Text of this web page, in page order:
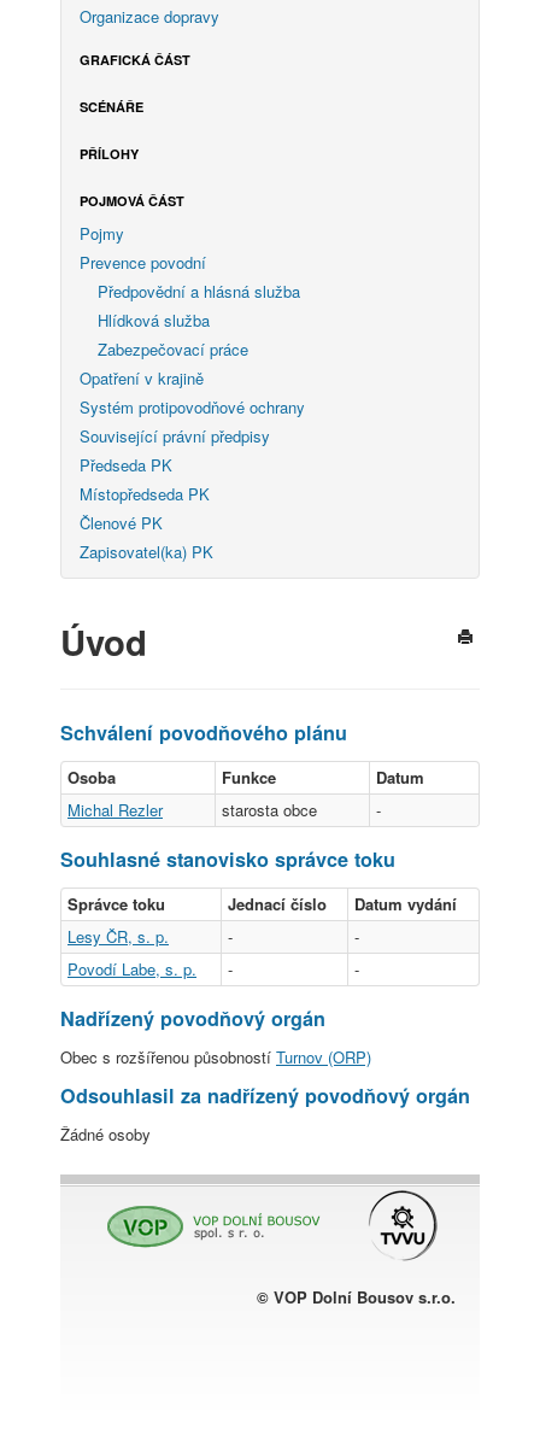
Organizace dopravy
GRAFICKÁ ČÁST
SCÉNÁŘE
PŘÍLOHY
POJMOVÁ ČÁST
Pojmy
Prevence povodní
Předpovědní a hlásná služba
Hlídková služba
Zabezpečovací práce
Opatření v krajině
Systém protipovodňové ochrany
Související právní předpisy
Předseda PK
Místopředseda PK
Členové PK
Zapisovatel(ka) PK
Úvod
Schválení povodňového plánu
Osoba Funkce
Datum
Michal Rezler
starosta obce -
Souhlasné stanovisko správce toku
Správce toku Jednací číslo
Datum vydání
Lesy ČR, s. p.
-
-
Povodí Labe, s. p.
- -
Nadřízený povodňový orgán
Obec s rozšířenou působností Turnov (ORP)
Odsouhlasil za nadřízený povodňový orgán
Žádné osoby
© VOP Dolní Bousov s.r.o.